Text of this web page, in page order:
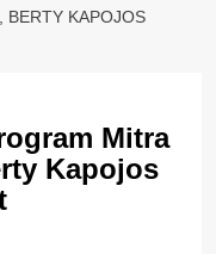
BERTY KAPOJOS
Mitra
Kapojos